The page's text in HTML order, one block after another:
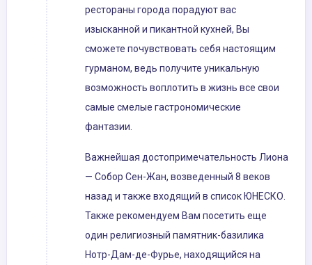
рестораны города порадуют вас
изысканной и пикантной кухней, Вы
сможете почувствовать себя настоящим
гурманом, ведь получите уникальную
возможность воплотить в жизнь все свои
самые смелые гастрономические
фантазии.
Важнейшая достопримечательность Лиона
— Собор Сен-Жан, возведенный 8 веков
назад и также входящий в список ЮНЕСКО.
Также рекомендуем Вам посетить еще
один религиозный памятник-базилика
Нотр-Дам-де-Фурье, находящийся на